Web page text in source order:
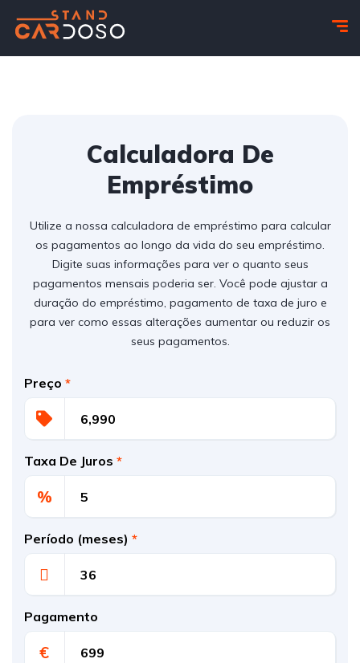
Calculadora De
Empréstimo
Utilize a nossa calculadora de empréstimo para calcular
os pagamentos ao longo da vida do seu empréstimo.
Digite suas informações para ver o quanto seus
pagamentos mensais poderia ser. Você pode ajustar a
duração do empréstimo, pagamento de taxa de juro e
para ver como essas alterações aumentar ou reduzir os
seus pagamentos.
Preço *
Taxa De Juros *
%
Período (meses) *
Pagamento
€